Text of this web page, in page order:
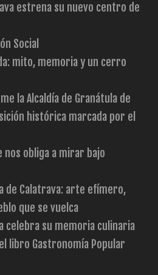
estrena su nuevo centro de
Social
mito, memoria y un cerro
la Alcaldía de Granátula de
histórica marcada por el
nos obliga a mirar bajo
de Calatrava: arte efímero,
que se vuelca
celebra su memoria culinaria
libro Gastronomía Popular